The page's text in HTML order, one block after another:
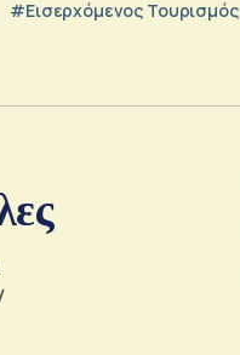
#εισερχόμενος Τουρισμός